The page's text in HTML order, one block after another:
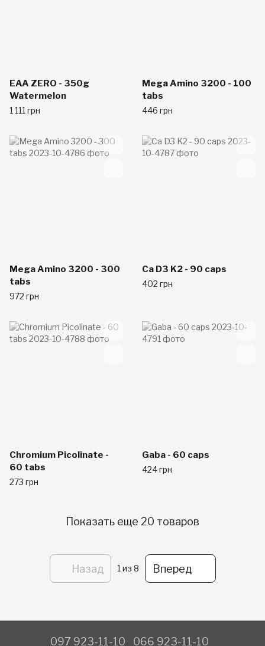
EAA ZERO - 350g
Watermelon
1 111 грн
Mega Amino 3200 - 100
tabs
446 грн
Mega Amino 3200 - 300
tabs
972 грн
Ca D3 K2 - 90 caps
402 грн
Chromium Picolinate -
60 tabs
273 грн
Gaba - 60 caps
424 грн
Показать еще 20 товаров
Назад 1 из 8 Вперед
097 923-11-10 066 923-11-10